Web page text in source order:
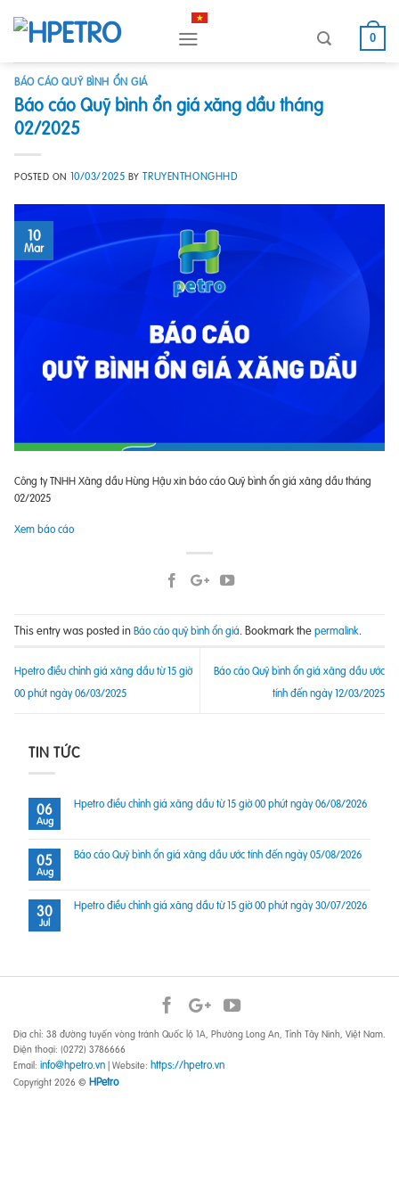
content
0
TIN TỨC
06
Aug
Hpetro điều chỉnh giá xăng dầu từ 15 giờ 00 phút ngày 06/08/2026
05
Aug
Báo cáo Quỹ bình ổn giá xăng dầu ước tính đến ngày 05/08/2026
30
Jul
Hpetro điều chỉnh giá xăng dầu từ 15 giờ 00 phút ngày 30/07/2026
BÁO CÁO QUỸ BÌNH ỔN GIÁ
Báo cáo Quỹ bình ổn giá xăng dầu tháng
02/2025
POSTED ON 10/03/2025 BYTRUYENTHONGHHD
10
Mar
Công ty TNHH Xăng dầu Hùng Hậu xin báo cáo Quỹ bình ổn giá xăng dầu tháng
02/2025
Xem báo cáo
This entry was posted inBáo cáo quỹ bình ổn giá. Bookmark thepermalink.
Hpetro điều chỉnh giá xăng dầu từ 15 giờ
00 phút ngày 06/03/2025
Báo cáo Quỹ bình ổn giá xăng dầu ước
tính đến ngày 12/03/2025
Địa chỉ: 38 đường tuyến vòng tránh Quốc lộ 1A, Phường Long An, Tỉnh Tây Ninh, Việt Nam.
Điện thoại: (0272) 3786666
Email: info@hpetro.vn | Website: https://hpetro.vn
Copyright 2026 © HPetro